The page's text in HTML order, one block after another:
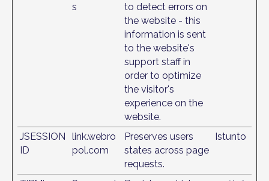
s
to detect errors on
the website - this
information is sent
to the website's
support staff in
order to optimize
the visitor's
experience on the
website.
JSESSION
ID
link.webro
pol.com
Preserves users
states across page
requests.
Istunto